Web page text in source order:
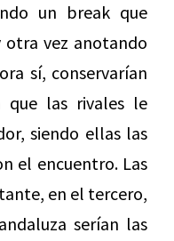
un break que
otra vez anotando
sí, conservarían
las rivales le
siendo ellas las
el encuentro. Las
en el tercero,
serían las